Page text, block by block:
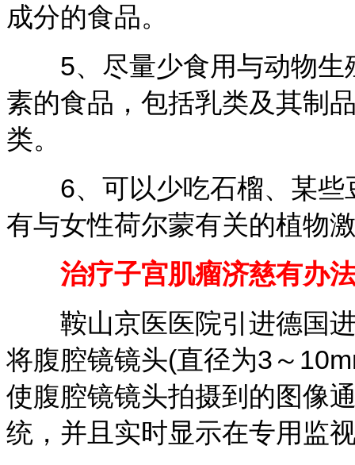
成分的食品。
5、尽量少食用与动物生
素的食品，包括乳类及其制
类。
6、可以少吃石榴、某些
有与女性荷尔蒙有关的植物
治疗子宫肌瘤济慈有办
鞍山京医医院引进德国进
将腹腔镜镜头(直径为3～
使腹腔镜镜头拍摄到的图像
统，并且实时显示在专用监